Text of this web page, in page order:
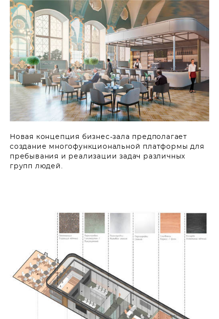
Новая концепция бизнес-зала предполагает
создание многофункциональной платформы для
пребывания и реализации задач различных
групп людей.